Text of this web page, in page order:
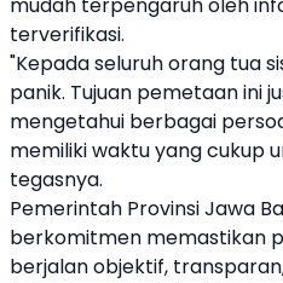
terverifikasi.
"Kepada seluruh orang tua
panik. Tujuan pemetaan ini
mengetahui berbagai
memiliki waktu yang cukup
tegasnya.
Pemerintah Provinsi Jawa
berkomitmen memastikan
berjalan objektif,